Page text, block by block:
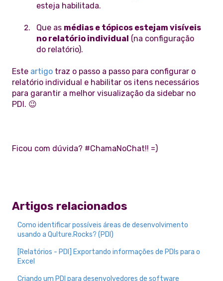
esteja habilitada.
Que as médias e tópicos estejam visíveis
no relatório individual (na configuração
do relatório).
Este artigo traz o passo a passo para configurar o
relatório individual e habilitar os itens necessários
para garantir a melhor visualização da sidebar no
PDI. 😉
Ficou com dúvida? #ChamaNoChat!! =)
Artigos relacionados
Como identificar possíveis áreas de desenvolvimento
usando a Qulture.Rocks? (PDI)
[Relatórios - PDI] Exportando informações de PDIs para o
Excel
Criando um PDI para desenvolvedores de software